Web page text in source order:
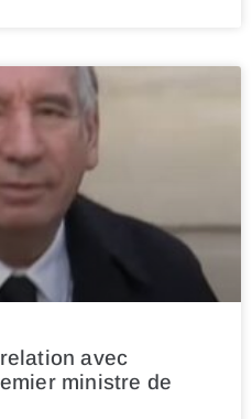
avec
ministre de